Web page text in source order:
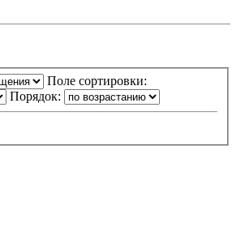
Поле сортировки:
Порядок: